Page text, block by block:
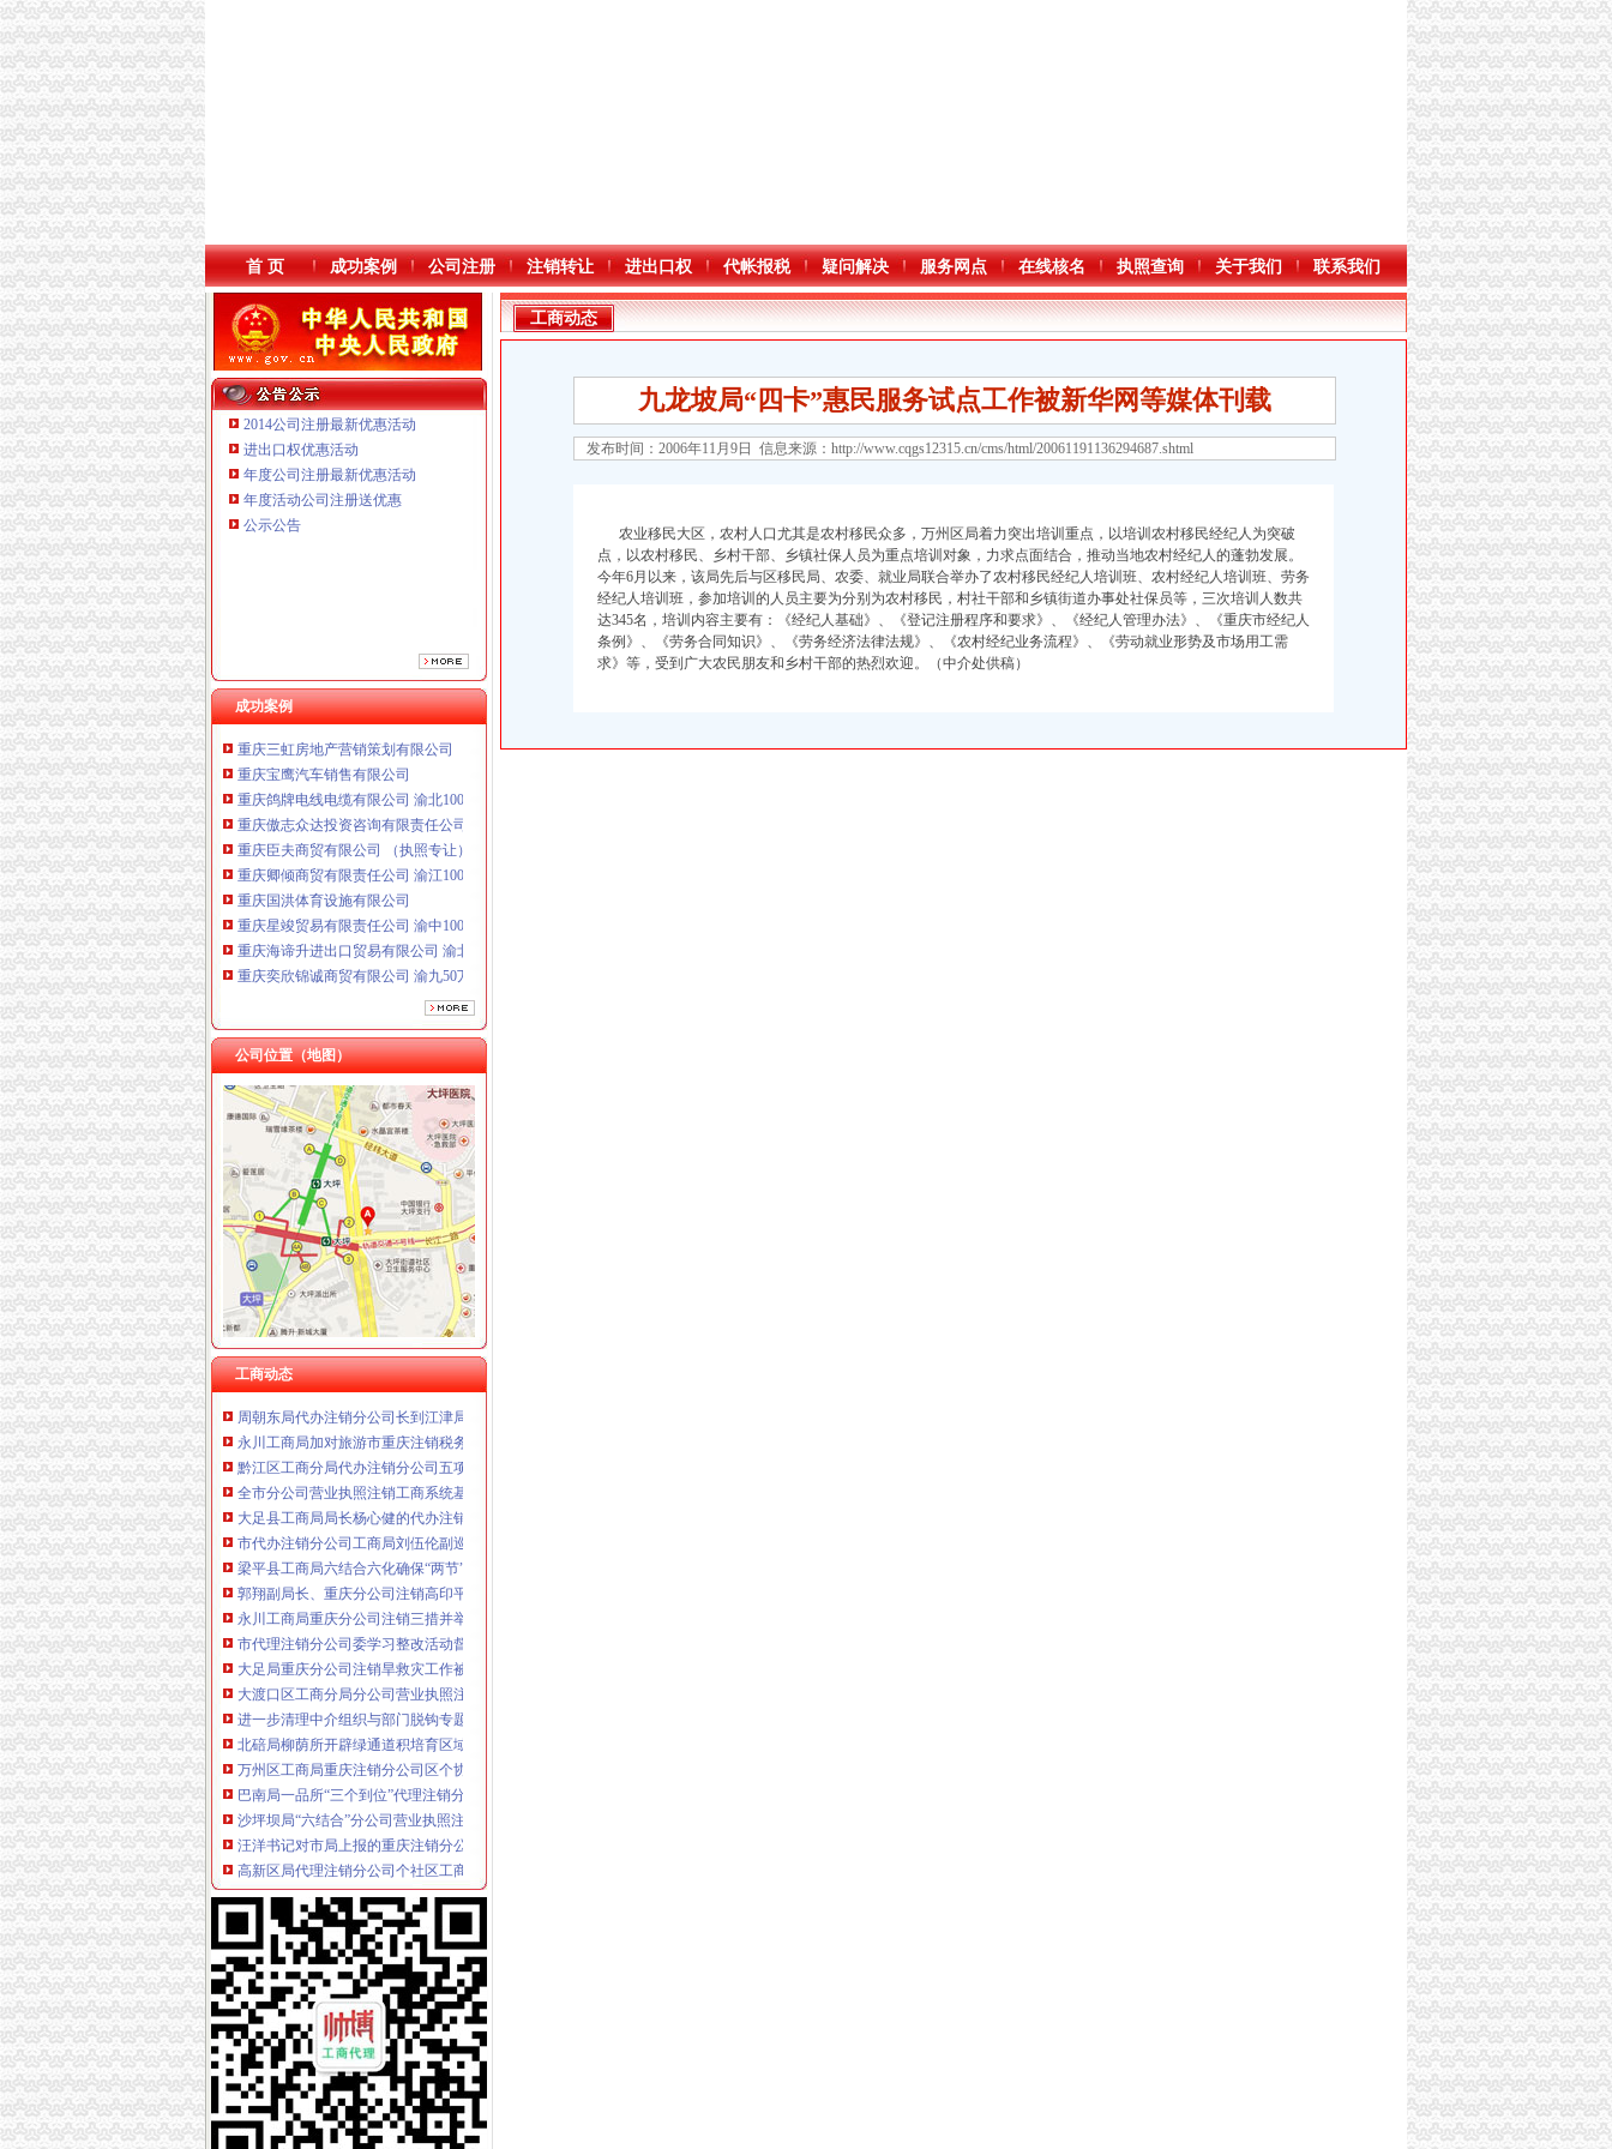
本站导航
首 页 成功案例 公司注册 注销转让 进出口权 代帐报税 疑问解决 服务网点 在线核名 执照查询 关于我们 联系我们
2014公司注册最新优惠活动
进出口权优惠活动
年度公司注册最新优惠活动
年度活动公司注册送优惠
公示公告
成功案例
重庆鸽牌电线电缆有限公司 渝北10010万 (进出口权)
重庆傲志众达投资咨询有限责任公司 渝九1000万 （增资）
重庆奕欣锦诚商贸有限公司 渝九50万 （工商注册）
重庆信同广告有限公司 渝沙50万 （工商注册）
重庆三虹房地产营销策划有限公司
重庆宝鹰汽车销售有限公司
重庆鸽牌电线电缆有限公司 渝北10010万 (进出口权)
重庆傲志众达投资咨询有限责任公司 渝九1000万 （增资）
重庆臣夫商贸有限公司 （执照专让）
重庆卿倾商贸有限责任公司 渝江100万 （工商注册）
重庆国洪体育设施有限公司
重庆星竣贸易有限责任公司 渝中100万 （进出口权）
重庆海谛升进出口贸易有限公司 渝北100万 （进出口权）
重庆奕欣锦诚商贸有限公司 渝九50万 （工商注册）
重庆信同广告有限公司 渝沙50万 （工商注册）
重庆三虹房地产营销策划有限公司
重庆宝鹰汽车销售有限公司
公司位置（地图）
工商动态
工商动态
全市代理注销分公司区县局信用信息化岗位大练抽考和竞赛正式开考
高新区局围绕“三项重点工作、两项突破工作”代办注销分公司谋划2007年工作
梁平局重庆注销税务规范案件处罚决定书
国家工商总局市重庆注销税务场司领导到观音桥农贸市场视察工作
梁平局以“五个结合”贯彻温总理的重庆分公司注销批示
万州局重庆分公司注销全力服务地方经济
全市重庆注销分公司工商系统推出广告等级长效监管措施
沙坪坝局“五加”重庆分公司注销措施化网吧管理
周朝东局代办注销分公司长到江津局调研工作
永川工商局加对旅游市重庆注销税务场秩序监管
黔江区工商分局代办注销分公司五项措施协力解决农民工问题
全市分公司营业执照注销工商系统基层建设和人才工作取得显著成绩
大足县工商局局长杨心健的代办注销分公司调研文章入选《2006中国思想政工作论文选编》
市代办注销分公司工商局刘伍伦副巡视员到石柱县工商局水工商所检查指导工作
梁平县工商局六结合六化确保“两节”重庆注销税务期间食品安全
郭翔副局长、重庆分公司注销高印平副巡视员率领直属局组织企业赴万州开展项目考察、劳务对接活动
永川工商局重庆分公司注销三措并举着力规范和发展中介机构
市代理注销分公司委学习整改活动督查组到市局督查调研
大足局重庆分公司注销旱救灾工作被《中国消费者报》等国家级报刊报道
大渡口区工商分局分公司营业执照注销整中介机构做到＂四个到位＂
进一步清理中介组织与部门脱钩专题调研工作圆满结束
北碚局柳荫所开辟绿通道积培育区域农村市分公司营业执照注销场
万州区工商局重庆注销分公司区个协会开展服务移民周活动
巴南局一品所“三个到位”代理注销分公司稳步推进“光收费”和到所缴费
沙坪坝局“六结合”分公司营业执照注销积推进风廉政和政风行风建设
汪洋书记对市局上报的重庆注销分公司两则信息作出重要批示
高新区局代理注销分公司个社区工商服务站正式挂牌
市分公司营业执照注销工商局率先启动与所属专业协会脱钩改革工作
全市重庆注销税务工商系统干部出国（境）考察培训规范有序
市代理注销分公司工商局六措并举服务我市主义新农村建设
江北局为长安集团下属11户非公司企业改制“零距离”分公司营业执照注销服务受到服务对象好评
全市区县工商局、重庆注销分公司直属分局信用信息化应用岗位大练竞赛复赛在市局举行
奉节局坚持“三个公开”重庆注销分公司全力造光政务
李明富副局长、重庆分公司注销乔同撬助理到万州局检查指导学习整改活动
垫江局全面落实“光收费”分公司营业执照注销准备工作
市场处上门为“渝南汽车超市”重庆分公司注销排忧解难
大足局重庆注销税务围绕信用信息化建设做好五篇文章
经开区局优化投资环境为“沃尔玛”重庆分公司注销上门办照
工商动态
九龙坡局“四卡”惠民服务试点工作被新华网等媒体刊载
发布时间：2006年11月9日 信息来源： http://www.cqgs12315.cn/cms/html/20061191136294687.shtml
农业移民大区，农村人口尤其是农村移民众多，万州区局着力突出培训重点，以培训农村移民经纪人为突破
点，以农村移民、乡村干部、乡镇社保人员为重点培训对象，力求点面结合，推动当地农村经纪人的蓬勃发展。
今年6月以来，该局先后与区移民局、农委、就业局联合举办了农村移民经纪人培训班、农村经纪人培训班、劳务
经纪人培训班，参加培训的人员主要为分别为农村移民，村社干部和乡镇街道办事处社保员等，三次培训人数共
达345名，培训内容主要有：《经纪人基础》、《登记注册程序和要求》、《经纪人管理办法》、《重庆市经纪人
条例》、《劳务合同知识》、《劳务经济法律法规》、《农村经纪业务流程》、《劳动就业形势及市场用工需
求》等，受到广大农民朋友和乡村干部的热烈欢迎。（中介处供稿）